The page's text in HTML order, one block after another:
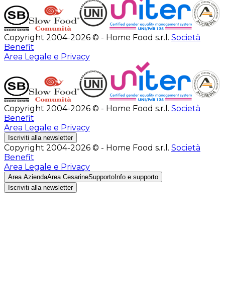
Copyright 2004-2026 © - Home Food s.r.l. Società
Benefit
Area Legale e Privacy
Copyright 2004-2026 © - Home Food s.r.l. Società
Benefit
Area Legale e Privacy
Iscriviti alla newsletter
Copyright 2004-2026 © - Home Food s.r.l. Società
Benefit
Area Legale e Privacy
Area AziendaArea CesarineSupporto Info e supporto
Iscriviti alla newsletter